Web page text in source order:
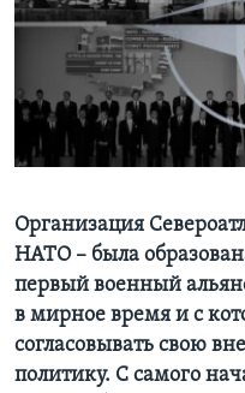
Learning English
СОЦИАЛЬНЫЕ СЕТИ
Языки
Организация
НАТО – была
первый военный
в мирное время и с
согласовывать свою
политику. С самого